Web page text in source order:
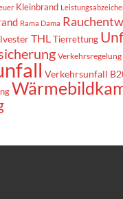
Kleinbrand
Rama Dama
THL Tierrettung
Verkehrsregelung
Verkehrsunfall